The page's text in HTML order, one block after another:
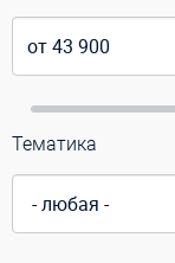
Тематика